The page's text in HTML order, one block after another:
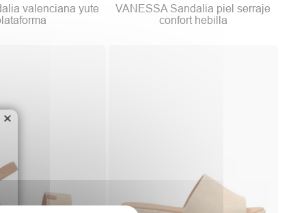
valenciana yute
VANESSA Sandalia piel serraje
confort hebilla
×